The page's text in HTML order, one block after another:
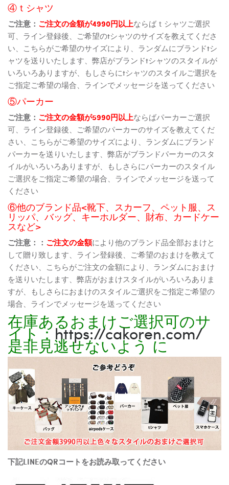
④ｔシャツ
ご注意： ご注文の金額が4990円以上ならばｔシャツご選択
可、ライン登録後、ご希望のtシャツのサイズを教えてくださ
い、こちらがご希望のサイズにより、ランダムにブランドtシ
ャツを送りいたします、弊店がブランドtシャツのスタイルが
いろいろありますが、もしさらにtシャツのスタイルご選択を
ご指定ご希望の場合、ラインでメッセージを送ってください
⑤パーカー
ご注意： ご注文の金額が5990円以上ならばパーカーご選択
可、ライン登録後、ご希望のパーカーのサイズを教えてくだ
さい、こちらがご希望のサイズにより、ランダムにブランド
パーカーを送りいたします、弊店がブランドパーカーのスタ
イルがいろいろありますが、もしさらにパーカーのスタイル
ご選択をご指定ご希望の場合、ラインでメッセージを送って
ください
⑥他のブランド品<靴下、スカーフ、ペット服、ス
リッパ、バッグ、キーホルダー、財布、カードケー
スなど>
ご注意：： ご注文の金額により他のブランド品全部おまけと
して贈り致します、ライン登録後、ご希望のおまけを教えて
ください、こちらがご注文の金額により、ランダムにおまけ
を送りいたします、弊店がおまけスタイルがいろいろありま
すが、もしさらにおまけのスタイルご選択をご指定ご希望の
場合、ラインでメッセージを送ってください
在庫あるおまけご選択可のサ
イト：https://cakoren.com/
是非見逃せないよう に
下記LINEのQRコートをお読み取ってください